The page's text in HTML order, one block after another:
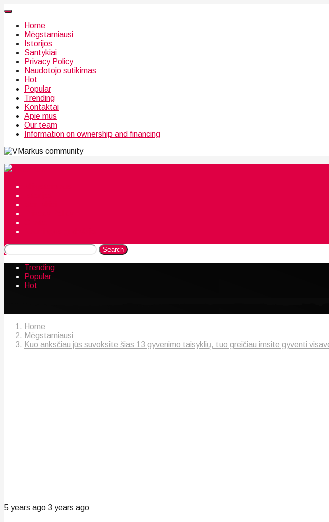
Home
Mėgstamiausi
Istorijos
Santykiai
Privacy Policy
Naudotojo sutikimas
Hot
Popular
Trending
Kontaktai
Apie mus
Our team
Information on ownership and financing
community
Search
Trending
Popular
Hot
Home
Mėgstamiausi
Kuo anksčiau jūs suvoksite šias 13 gyvenimo taisyklių, tuo greičiau imsite gyventi
5 years ago 3 years ago